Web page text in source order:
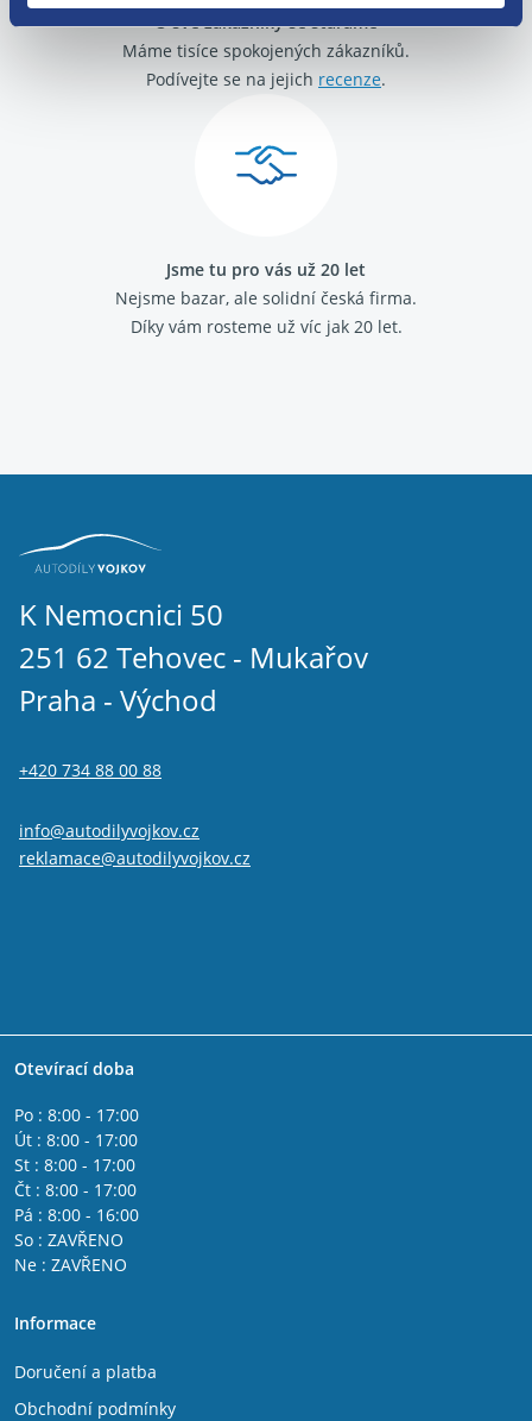
O své zákazníky se staráme
Máme tisíce spokojených zákazníků.
Podívejte se na jejich recenze.
Jsme tu pro vás už 20 let
Nejsme bazar, ale solidní česká firma.
Díky vám rosteme už víc jak 20 let.
K Nemocnici 50
251 62 Tehovec - Mukařov
Praha - Východ
+420 734 88 00 88
info@autodilyvojkov.cz
reklamace@autodilyvojkov.cz
Otevírací doba
Po : 8:00 - 17:00
Út : 8:00 - 17:00
St : 8:00 - 17:00
Čt : 8:00 - 17:00
Pá : 8:00 - 16:00
So : ZAVŘENO
Ne : ZAVŘENO
Informace
Doručení a platba
Obchodní podmínky